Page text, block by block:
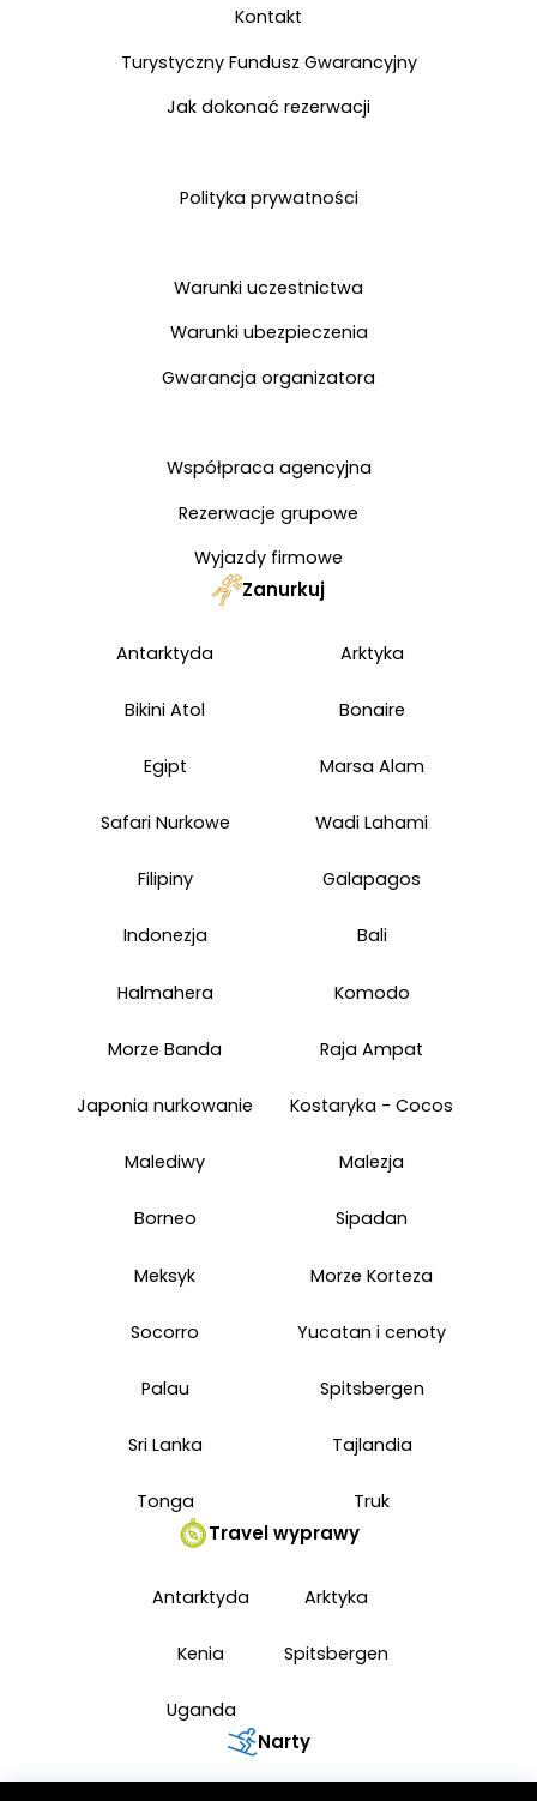
Blog
DAN
Kontakt
Kontakt
Turystyczny Fundusz Gwarancyjny
Jak dokonać rezerwacji
Polityka prywatności
Warunki uczestnictwa
Warunki ubezpieczenia
Gwarancja organizatora
Współpraca agencyjna
Rezerwacje grupowe
Wyjazdy firmowe
Zanurkuj
Antarktyda Arktyka
Bikini Atol Bonaire
Egipt Marsa Alam
Safari Nurkowe Wadi Lahami
Filipiny Galapagos
Indonezja Bali
Halmahera Komodo
Morze Banda Raja Ampat
Japonia nurkowanie Kostaryka - Cocos
Malediwy Malezja
Borneo Sipadan
Meksyk Morze Korteza
Socorro Yucatan i cenoty
Palau Spitsbergen
Sri Lanka Tajlandia
Tonga Truk
Travel wyprawy
Antarktyda Arktyka
Kenia Spitsbergen
Uganda
Narty